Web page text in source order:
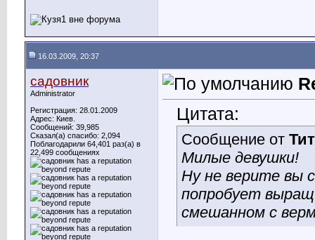
16.03.2009, 20:37
садовник
Administrator
Регистрация: 28.01.2009
Адрес: Киев.
Сообщений: 39,985
Сказал(а) спасибо: 2,094
Поблагодарили 64,401 раз(а) в
22,499 сообщениях
Цитата:
Сообщение от
Милые девушки!
Ну не верите вы
попробует
смешанном с